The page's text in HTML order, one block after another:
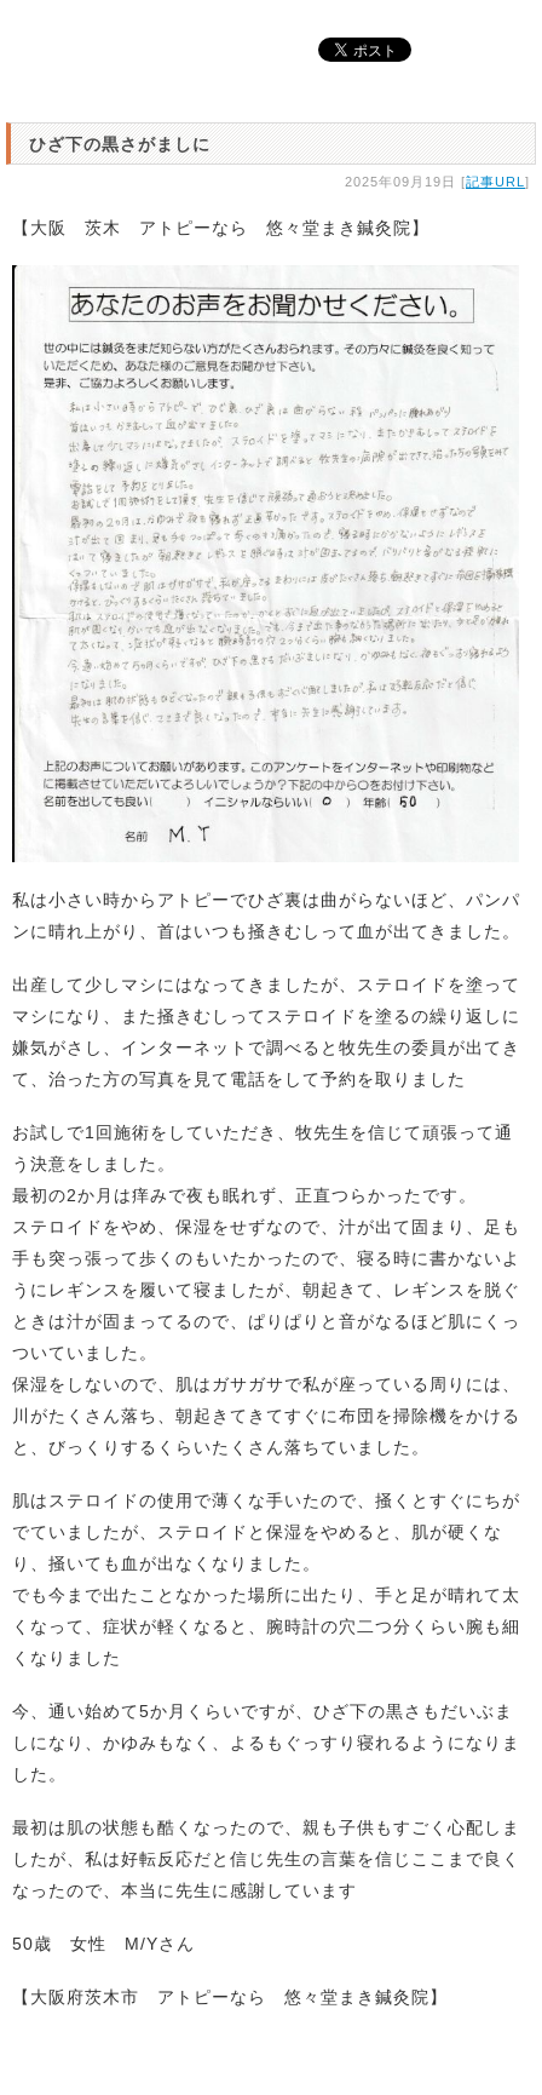
ひざ下の黒さがましに
2025年09月19日 [記事URL ]
【大阪 茨木 アトピーなら 悠々堂まき鍼灸院】
私は小さい時からアトピーでひざ裏は曲がらないほど、パンパ
ンに晴れ上がり、首はいつも掻きむしって血が出てきました。
出産して少しマシにはなってきましたが、ステロイドを塗って
マシになり、また掻きむしってステロイドを塗るの繰り返しに
嫌気がさし、インターネットで調べると牧先生の委員が出てき
て、治った方の写真を見て電話をして予約を取りました
お試しで1回施術をしていただき、牧先生を信じて頑張って通
う決意をしました。
最初の2か月は痒みで夜も眠れず、正直つらかったです。
ステロイドをやめ、保湿をせずなので、汁が出て固まり、足も
手も突っ張って歩くのもいたかったので、寝る時に書かないよ
うにレギンスを履いて寝ましたが、朝起きて、レギンスを脱ぐ
ときは汁が固まってるので、ぱりぱりと音がなるほど肌にくっ
ついていました。
保湿をしないので、肌はガサガサで私が座っている周りには、
川がたくさん落ち、朝起きてきてすぐに布団を掃除機をかける
と、びっくりするくらいたくさん落ちていました。
肌はステロイドの使用で薄くな手いたので、掻くとすぐにちが
でていましたが、ステロイドと保湿をやめると、肌が硬くな
り、掻いても血が出なくなりました。
でも今まで出たことなかった場所に出たり、手と足が晴れて太
くなって、症状が軽くなると、腕時計の穴二つ分くらい腕も細
くなりました
今、通い始めて5か月くらいですが、ひざ下の黒さもだいぶま
しになり、かゆみもなく、よるもぐっすり寝れるようになりま
した。
最初は肌の状態も酷くなったので、親も子供もすごく心配しま
したが、私は好転反応だと信じ先生の言葉を信じここまで良く
なったので、本当に先生に感謝しています
50歳 女性 M/Yさん
【大阪府茨木市 アトピーなら 悠々堂まき鍼灸院】